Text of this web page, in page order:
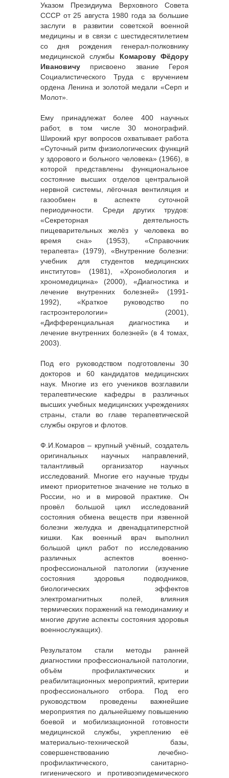
Указом Президиума Верховного Совета
СССР от 25 августа 1980 года за большие
заслуги в развитии советской военной
медицины и в связи с шестидесятилетием
со дня рождения генерал-полковнику
медицинской службы Комарову Фёдору
Ивановичу присвоено звание Героя
Социалистического Труда с вручением
ордена Ленина и золотой медали «Серп и
Молот».
Ему принадлежат более 400 научных
работ, в том числе 30 монографий.
Широкий круг вопросов охватывает работа
«Суточный ритм физиологических функций
у здорового и больного человека» (1966), в
которой представлены функциональное
состояние высших отделов центральной
нервной системы, лёгочная вентиляция и
газообмен в аспекте суточной
периодичности. Среди других трудов:
«Секреторная деятельность
пищеварительных желёз у человека во
время сна» (1953), «Справочник
терапевта» (1979), «Внутренние болезни:
учебник для студентов медицинских
институтов» (1981), «Хронобиология и
хрономедицина» (2000), «Диагностика и
лечение внутренних болезней» (1991-
1992), «Краткое руководство по
гастроэнтерологии» (2001),
«Дифференциальная диагностика и
лечение внутренних болезней» (в 4 томах,
2003).
Под его руководством подготовлены 30
докторов и 60 кандидатов медицинских
наук. Многие из его учеников возглавили
терапевтические кафедры в различных
высших учебных медицинских учреждениях
страны, стали во главе терапевтической
службы округов и флотов.
Ф.И.Комаров – крупный учёный, создатель
оригинальных научных направлений,
талантливый организатор научных
исследований. Многие его научные труды
имеют приоритетное значение не только в
России, но и в мировой практике. Он
провёл большой цикл исследований
состояния обмена веществ при язвенной
болезни желудка и двенадцатиперстной
кишки. Как военный врач выполнил
большой цикл работ по исследованию
различных аспектов военно-
профессиональной патологии (изучение
состояния здоровья подводников,
биологических эффектов
электромагнитных полей, влияния
термических поражений на гемодинамику и
многие другие аспекты состояния здоровья
военнослужащих).
Результатом стали методы ранней
диагностики профессиональной патологии,
объём профилактических и
реабилитационных мероприятий, критерии
профессионального отбора. Под его
руководством проведены важнейшие
мероприятия по дальнейшему повышению
боевой и мобилизационной готовности
медицинской службы, укреплению её
материально-технической базы,
совершенствованию лечебно-
профилактического, санитарно-
гигиенического и противоэпидемического